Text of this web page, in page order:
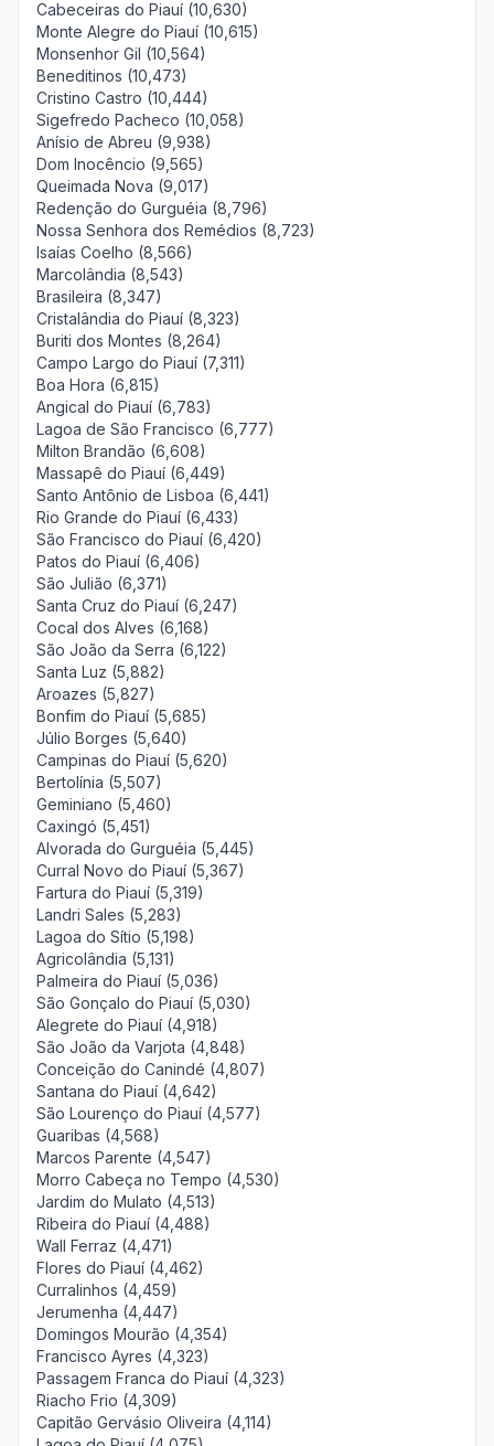
Cabeceiras do Piauí (10,630)
Monte Alegre do Piauí (10,615)
Monsenhor Gil (10,564)
Beneditinos (10,473)
Cristino Castro (10,444)
Sigefredo Pacheco (10,058)
Anísio de Abreu (9,938)
Dom Inocêncio (9,565)
Queimada Nova (9,017)
Redenção do Gurguéia (8,796)
Nossa Senhora dos Remédios (8,723)
Isaías Coelho (8,566)
Marcolândia (8,543)
Brasileira (8,347)
Cristalândia do Piauí (8,323)
Buriti dos Montes (8,264)
Campo Largo do Piauí (7,311)
Boa Hora (6,815)
Angical do Piauí (6,783)
Lagoa de São Francisco (6,777)
Milton Brandão (6,608)
Massapê do Piauí (6,449)
Santo Antônio de Lisboa (6,441)
Rio Grande do Piauí (6,433)
São Francisco do Piauí (6,420)
Patos do Piauí (6,406)
São Julião (6,371)
Santa Cruz do Piauí (6,247)
Cocal dos Alves (6,168)
São João da Serra (6,122)
Santa Luz (5,882)
Aroazes (5,827)
Bonfim do Piauí (5,685)
Júlio Borges (5,640)
Campinas do Piauí (5,620)
Bertolínia (5,507)
Geminiano (5,460)
Caxingó (5,451)
Alvorada do Gurguéia (5,445)
Curral Novo do Piauí (5,367)
Fartura do Piauí (5,319)
Landri Sales (5,283)
Lagoa do Sítio (5,198)
Agricolândia (5,131)
Palmeira do Piauí (5,036)
São Gonçalo do Piauí (5,030)
Alegrete do Piauí (4,918)
São João da Varjota (4,848)
Conceição do Canindé (4,807)
Santana do Piauí (4,642)
São Lourenço do Piauí (4,577)
Guaribas (4,568)
Marcos Parente (4,547)
Morro Cabeça no Tempo (4,530)
Jardim do Mulato (4,513)
Ribeira do Piauí (4,488)
Wall Ferraz (4,471)
Flores do Piauí (4,462)
Curralinhos (4,459)
Jerumenha (4,447)
Domingos Mourão (4,354)
Francisco Ayres (4,323)
Passagem Franca do Piauí (4,323)
Riacho Frio (4,309)
Capitão Gervásio Oliveira (4,114)